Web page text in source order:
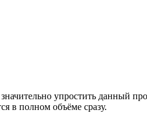
упростить данный
в полном объёме сразу.